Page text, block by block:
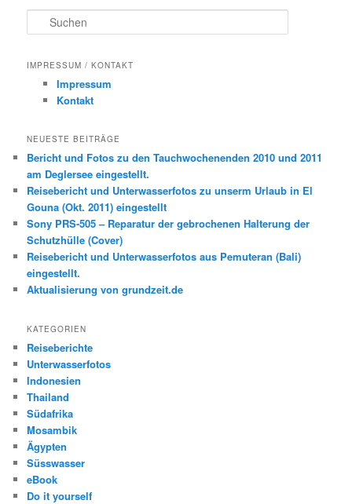
u
h
IMPRESSUM / KONTAKT
Impressum
Kontakt
NEUESTE BEITRÄGE
Bericht und Fotos zu den Tauchwochenenden 2010 und 2011
am Deglersee eingestellt.
Reisebericht und Unterwasserfotos zu unserm Urlaub in El
Gouna (Okt. 2011) eingestellt
Sony PRS-505 – Reparatur der gebrochenen Halterung der
Schutzhülle (Cover)
Reisebericht und Unterwasserfotos aus Pemuteran (Bali)
eingestellt.
Aktualisierung von grundzeit.de
KATEGORIEN
Reiseberichte
Unterwasserfotos
Indonesien
Thailand
Südafrika
Mosambik
Ägypten
Süsswasser
eBook
Do it yourself